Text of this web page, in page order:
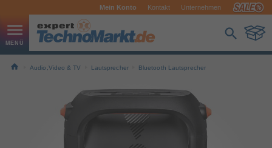
Mein Konto Kontakt Unternehmen
Audio,Video & TV Lautsprecher Bluetooth Lautsprecher